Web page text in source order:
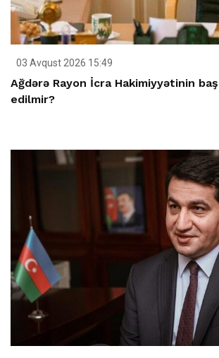
03 Avqust 2026 15:49
Ağdərə Rayon İcra Hakimiyyətinin
edilmir?